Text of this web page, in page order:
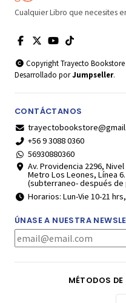
Cualquier Libro que necesites
Copyright Trayecto Bookstore
Desarrollado porJumpseller.
CONTÁCTANOS
+56 9 3088 0360
56930880360
Av. Providencia 2296, Nivel
Metro Los Leones, Línea 6.
(subterraneo- después de
Horarios: Lun-Vie 10-21
ÚNASE A NUESTRA
MÉTODOS